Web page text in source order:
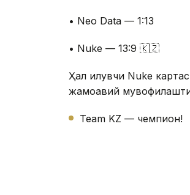
• Neo Data — 1:13
• Nuke — 13:9 🇰🇿
Ҳал қилувчи Nuke
жамоавий
Team KZ — чемпион!